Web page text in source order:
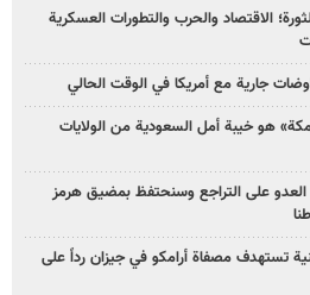
الاقتصاد والحرب والتطورات العسكرية
جارية مع أمريكا في الوقت الحالي
هو خيبة أمل السعودية من الولايات
العدو على التراجع وسنحتفظ بمضيق هرمز
تستهدف مصفاة أرامكو في جيزان رداً على